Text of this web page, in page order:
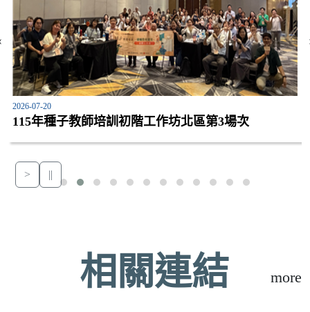
> ||
2026-07-20
115年種子教師培訓初階工作坊北區第3場次
相關連結 more